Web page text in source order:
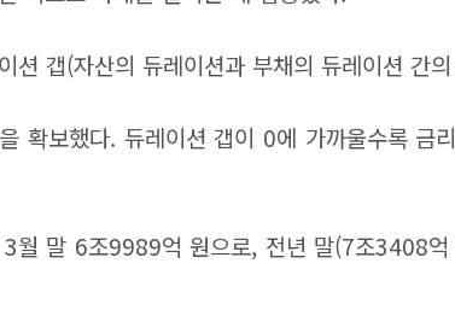
갭(자산의 듀레이션과 부채의 듀레이션 간
확보했다. 듀레이션 갭이 0에 가까울수록 금
3월 말 6조9989억 원으로, 전년 말(7조3408